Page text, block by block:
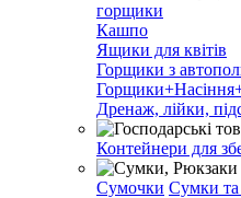
горщики
Кашпо
Ящики для квітів
Горщики з
Дренаж, лійки,
Контейнери для
Сумочки Сумки та